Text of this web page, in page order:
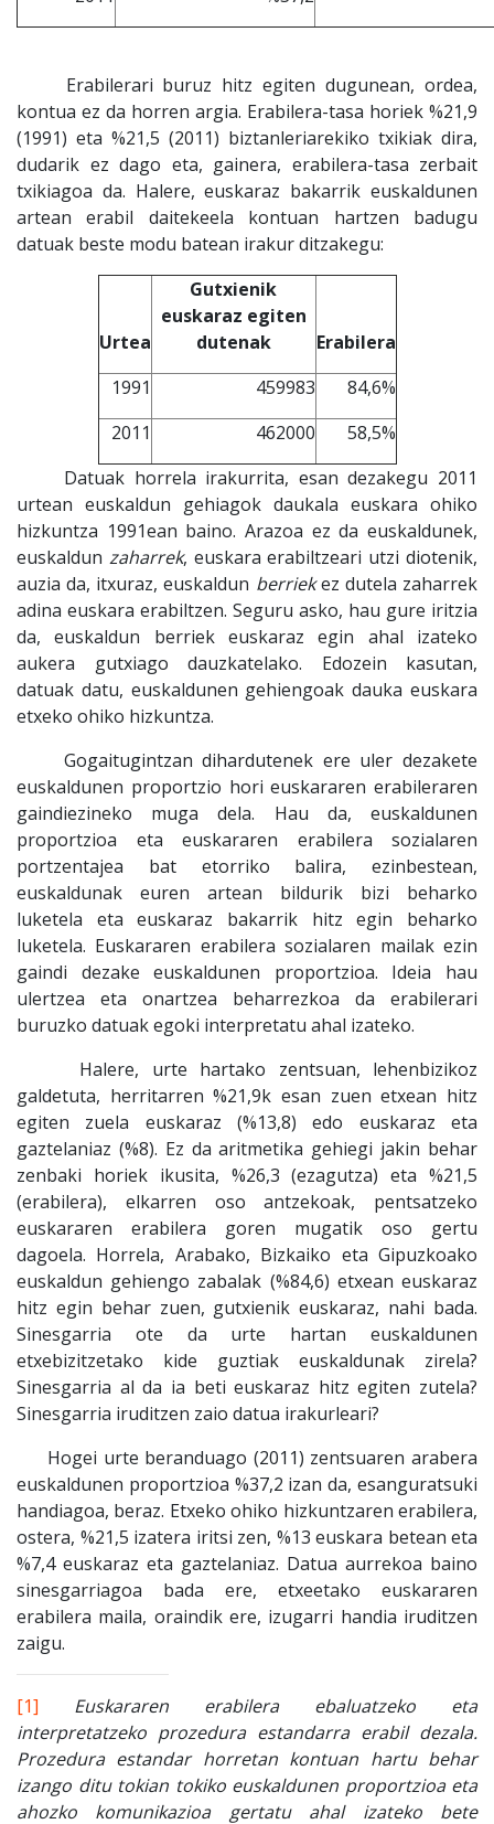
Erabilerari buruz hitz egiten dugunean, ordea,
kontua ez da horren argia. Erabilera-tasa horiek %21,9
(1991) eta %21,5 (2011) biztanleriarekiko txikiak dira,
dudarik ez dago eta, gainera, erabilera-tasa zerbait
txikiagoa da. Halere, euskaraz bakarrik euskaldunen
artean erabil daitekeela kontuan hartzen badugu
datuak beste modu batean irakur ditzakegu:
Urtea
Gutxienik
euskaraz egiten
dutenak
Erabilera
1991
459983
84,6%
2011
462000
58,5%
Datuak horrela irakurrita, esan dezakegu 2011
urtean euskaldun gehiagok daukala euskara ohiko
hizkuntza 1991ean baino. Arazoa ez da euskaldunek,
euskaldun zaharrek, euskara erabiltzeari utzi diotenik,
auzia da, itxuraz, euskaldun berriekez dutela zaharrek
adina euskara erabiltzen. Seguru asko, hau gure iritzia
da, euskaldun berriek euskaraz egin ahal izateko
aukera gutxiago dauzkatelako. Edozein kasutan,
datuak datu, euskaldunen gehiengoak dauka euskara
etxeko ohiko hizkuntza.
Gogaitugintzan dihardutenek ere uler dezakete
euskaldunen proportzio hori euskararen erabileraren
gaindiezineko muga dela. Hau da, euskaldunen
proportzioa eta euskararen erabilera sozialaren
portzentajea bat etorriko balira, ezinbestean,
euskaldunak euren artean bildurik bizi beharko
luketela eta euskaraz bakarrik hitz egin beharko
luketela. Euskararen erabilera sozialaren mailak ezin
gaindi dezake euskaldunen proportzioa. Ideia hau
ulertzea eta onartzea beharrezkoa da erabilerari
buruzko datuak egoki interpretatu ahal izateko.
Halere, urte hartako zentsuan, lehenbizikoz
galdetuta, herritarren %21,9k esan zuen etxean hitz
egiten zuela euskaraz (%13,8) edo euskaraz eta
gaztelaniaz (%8). Ez da aritmetika gehiegi jakin behar
zenbaki horiek ikusita, %26,3 (ezagutza) eta %21,5
(erabilera), elkarren oso antzekoak, pentsatzeko
euskararen erabilera goren mugatik oso gertu
dagoela. Horrela, Arabako, Bizkaiko eta Gipuzkoako
euskaldun gehiengo zabalak (%84,6) etxean euskaraz
hitz egin behar zuen, gutxienik euskaraz, nahi bada.
Sinesgarria ote da urte hartan euskaldunen
etxebizitzetako kide guztiak euskaldunak zirela?
Sinesgarria al da ia beti euskaraz hitz egiten zutela?
Sinesgarria iruditzen zaio datua irakurleari?
Hogei urte beranduago (2011) zentsuaren arabera
euskaldunen proportzioa %37,2 izan da, esanguratsuki
handiagoa, beraz. Etxeko ohiko hizkuntzaren erabilera,
ostera, %21,5 izatera iritsi zen, %13 euskara betean eta
%7,4 euskaraz eta gaztelaniaz. Datua aurrekoa baino
sinesgarriagoa bada ere, etxeetako euskararen
erabilera maila, oraindik ere, izugarri handia iruditzen
zaigu.
[1]
Euskararen erabilera ebaluatzeko eta
interpretatzeko prozedura estandarra erabil dezala.
Prozedura estandar horretan kontuan hartu behar
izango ditu tokian tokiko euskaldunen proportzioa eta
ahozko komunikazioa gertatu ahal izateko bete